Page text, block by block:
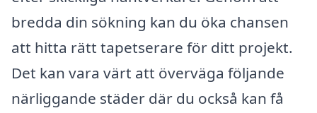
bredda din sökning kan du öka chansen
att hitta rätt tapetserare för ditt projekt.
Det kan vara värt att överväga följande
närliggande städer där du också kan få